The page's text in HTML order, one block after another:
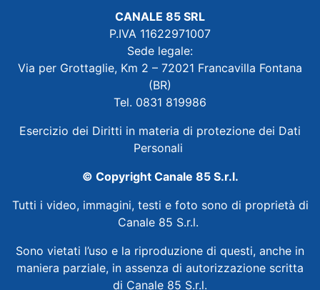
CANALE 85 SRL
P.IVA 11622971007
Sede legale:
Via per Grottaglie, Km 2 – 72021 Francavilla Fontana
(BR)
Tel. 0831 819986
Esercizio dei Diritti in materia di protezione dei Dati
Personali
© Copyright Canale 85 S.r.l.
Tutti i video, immagini, testi e foto sono di proprietà di
Canale 85 S.r.l.
Sono vietati l’uso e la riproduzione di questi, anche in
maniera parziale, in assenza di autorizzazione scritta
di Canale 85 S.r.l.